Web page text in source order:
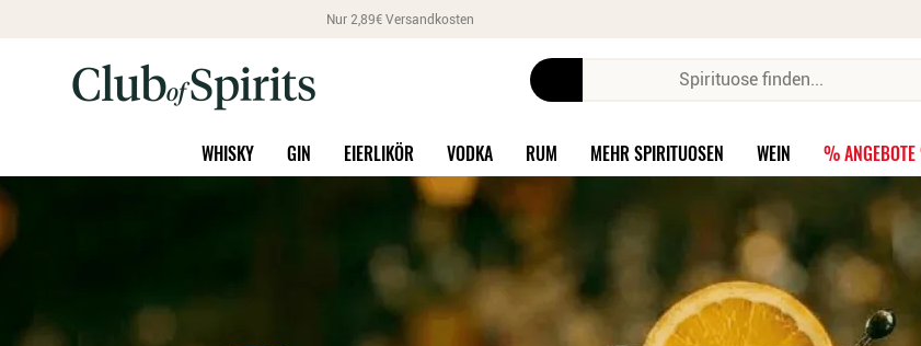
Nur 2,89€ Versandkosten
WHISKY GIN EIERLIKÖR VODKA RUM MEHR SPIRITUOSEN WEIN %